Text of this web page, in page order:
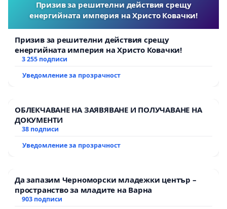
Призив за решителни действия срещу
енергийната империя на Христо Ковачки!
Призив за решителни действия срещу
енергийната империя на Христо Ковачки!
3 255 подписи
Уведомление за прозрачност
ОБЛЕКЧАВАНЕ НА ЗАЯВЯВАНЕ И ПОЛУЧАВАНЕ НА
ДОКУМЕНТИ
38 подписи
Уведомление за прозрачност
Да запазим Черноморски младежки център –
пространство за младите на Варна
903 подписи